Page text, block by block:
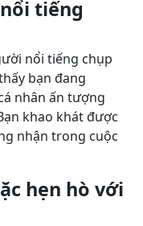
tiếng
nổi tiếng chụp
bạn đang
nhân ấn tượng
khao khát được
nhận trong cuộc
hẹn hò với